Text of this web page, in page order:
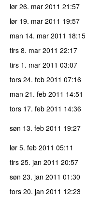
lør 26. mar 2011 21:57
lør 19. mar 2011 19:57
man 14. mar 2011 18:15
tirs 8. mar 2011 22:17
tirs 1. mar 2011 03:07
tors 24. feb 2011 07:16
man 21. feb 2011 14:51
tors 17. feb 2011 14:36
søn 13. feb 2011 19:27
lør 5. feb 2011 05:11
tirs 25. jan 2011 20:57
søn 23. jan 2011 01:30
tors 20. jan 2011 12:23